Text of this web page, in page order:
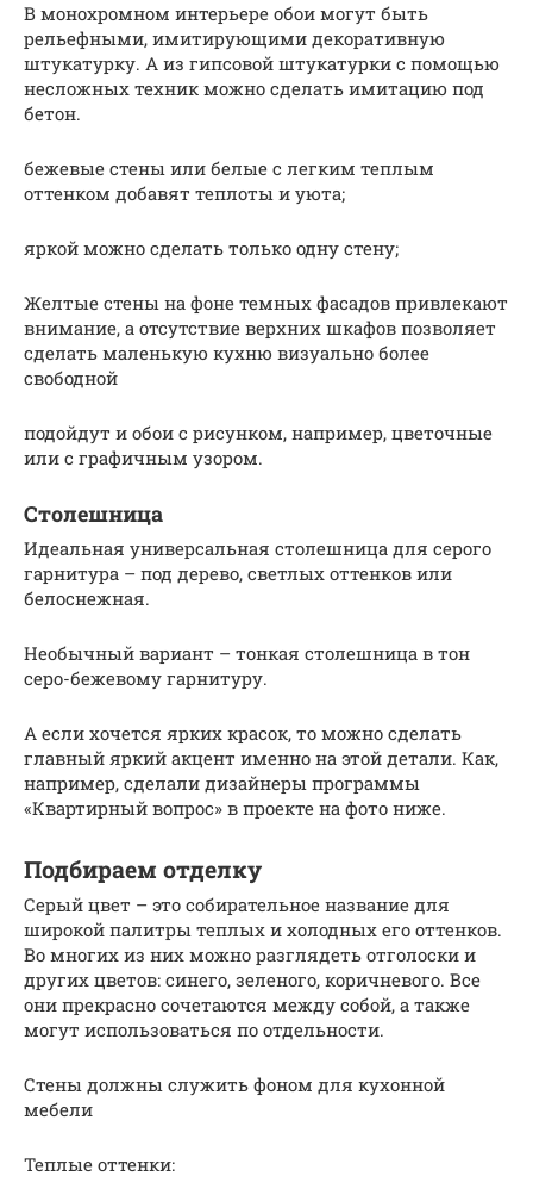
В монохромном интерьере обои могут быть
рельефными, имитирующими декоративную
штукатурку. А из гипсовой штукатурки с помощью
несложных техник можно сделать имитацию под
бетон.
бежевые стены или белые с легким теплым
оттенком добавят теплоты и уюта;
яркой можно сделать только одну стену;
Желтые стены на фоне темных фасадов привлекают
внимание, а отсутствие верхних шкафов позволяет
сделать маленькую кухню визуально более
свободной
подойдут и обои с рисунком, например, цветочные
или с графичным узором.
Столешница
Идеальная универсальная столешница для серого
гарнитура – под дерево, светлых оттенков или
белоснежная.
Необычный вариант – тонкая столешница в тон
серо-бежевому гарнитуру.
А если хочется ярких красок, то можно сделать
главный яркий акцент именно на этой детали. Как,
например, сделали дизайнеры программы
«Квартирный вопрос» в проекте на фото ниже.
Подбираем отделку
Серый цвет – это собирательное название для
широкой палитры теплых и холодных его оттенков.
Во многих из них можно разглядеть отголоски и
других цветов: синего, зеленого, коричневого. Все
они прекрасно сочетаются между собой, а также
могут использоваться по отдельности.
Стены должны служить фоном для кухонной
мебели
Теплые оттенки: